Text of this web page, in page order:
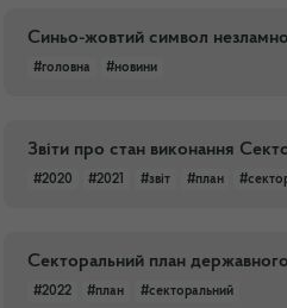
Синьо-жовтий символ
#головна #новини
Звіти про стан виконання
#2020 #2021 #звіт #план
Секторальний план
#2022 #план #секторальний